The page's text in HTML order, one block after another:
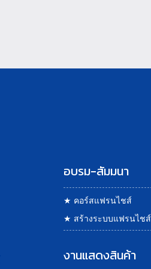
อบรม-สัมมนา
★ คอร์สแฟรนไชส์
★ สร้างระบบแฟรนไชส์
งานแสดงสินค้า